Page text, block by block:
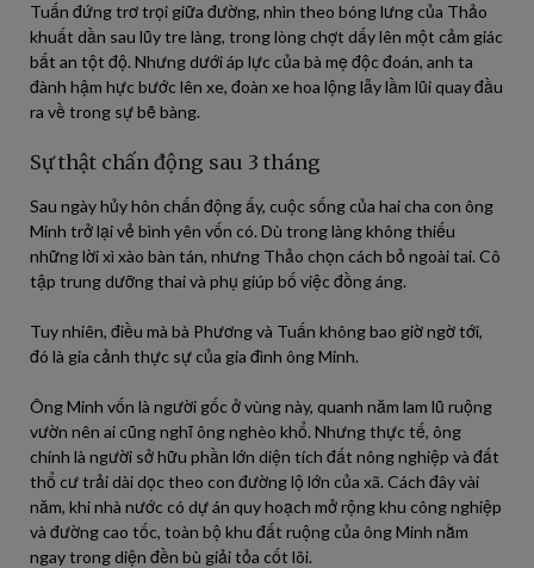
Tuấn đứng trơ trọi giữa đường, nhìn theo bóng lưng của Thảo
khuất dần sau lũy tre làng, trong lòng chợt dấy lên một cảm giác
bất an tột độ. Nhưng dưới áp lực của bà mẹ độc đoán, anh ta
đành hậm hực bước lên xe, đoàn xe hoa lộng lẫy lầm lũi quay đầu
ra về trong sự bẽ bàng.
Sự thật chấn động sau 3 tháng
Sau ngày hủy hôn chấn động ấy, cuộc sống của hai cha con ông
Minh trở lại vẻ bình yên vốn có. Dù trong làng không thiếu
những lời xì xào bàn tán, nhưng Thảo chọn cách bỏ ngoài tai. Cô
tập trung dưỡng thai và phụ giúp bố việc đồng áng.
Tuy nhiên, điều mà bà Phương và Tuấn không bao giờ ngờ tới,
đó là gia cảnh thực sự của gia đình ông Minh.
Ông Minh vốn là người gốc ở vùng này, quanh năm lam lũ ruộng
vườn nên ai cũng nghĩ ông nghèo khổ. Nhưng thực tế, ông
chính là người sở hữu phần lớn diện tích đất nông nghiệp và đất
thổ cư trải dài dọc theo con đường lộ lớn của xã. Cách đây vài
năm, khi nhà nước có dự án quy hoạch mở rộng khu công nghiệp
và đường cao tốc, toàn bộ khu đất ruộng của ông Minh nằm
ngay trong diện đền bù giải tỏa cốt lõi.